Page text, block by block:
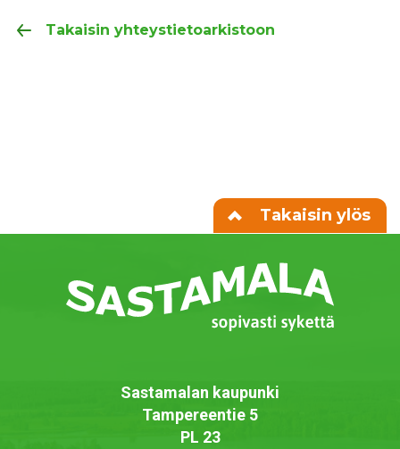
Takaisin yhteystietoarkistoon
Takaisin ylös
Sastamalan kaupunki
Tampereentie 5
PL 23